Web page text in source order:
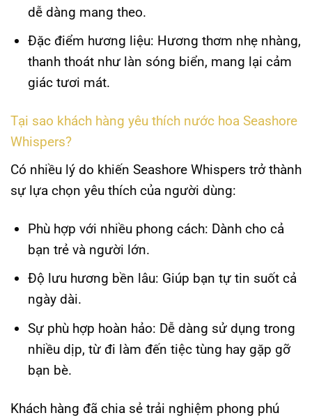
dễ dàng mang theo.
Đặc điểm hương liệu: Hương thơm nhẹ nhàng,
thanh thoát như làn sóng biển, mang lại cảm
giác tươi mát.
Tại sao khách hàng yêu thích nước hoa Seashore
Whispers?
Có nhiều lý do khiến Seashore Whispers trở thành
sự lựa chọn yêu thích của người dùng:
Phù hợp với nhiều phong cách: Dành cho cả
bạn trẻ và người lớn.
Độ lưu hương bền lâu: Giúp bạn tự tin suốt cả
ngày dài.
Sự phù hợp hoàn hảo: Dễ dàng sử dụng trong
nhiều dịp, từ đi làm đến tiệc tùng hay gặp gỡ
bạn bè.
Khách hàng đã chia sẻ trải nghiệm phong phú